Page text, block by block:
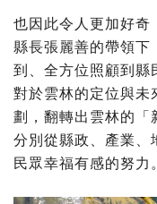
也因此令人更加好奇
縣長張麗善的帶領下
到、全方位照顧到縣
對於雲林的定位與未
劃，翻轉出雲林的「
分別從縣政、產業、
民眾幸福有感的努力。